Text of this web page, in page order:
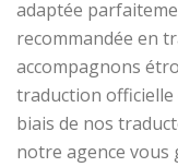
adaptée
recommandée en
accompagnons
traduction officielle
biais de nos
notre agence vous